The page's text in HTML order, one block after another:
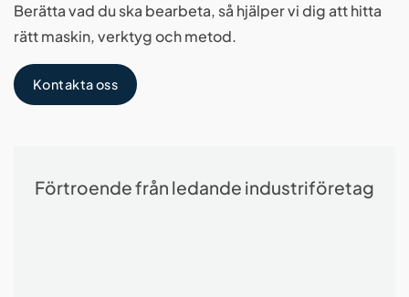
Berätta vad du ska bearbeta, så hjälper vi dig att hitta
rätt maskin, verktyg och metod.
Kontakta oss
Förtroende från ledande industriföretag